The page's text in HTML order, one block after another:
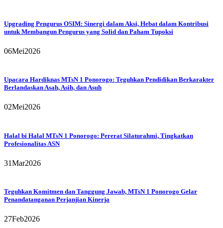
Upgrading Pengurus OSIM: Sinergi dalam Aksi, Hebat dalam Kontribusi
untuk Membangun Pengurus yang Solid dan Paham Tupoksi
06Mei2026
Upacara Hardiknas MTsN 1 Ponorogo: Teguhkan Pendidikan Berkarakter
Berlandaskan Asah, Asih, dan Asuh
02Mei2026
Halal bi Halal MTsN 1 Ponorogo: Pererat Silaturahmi, Tingkatkan
Profesionalitas ASN
31Mar2026
Teguhkan Komitmen dan Tanggung Jawab, MTsN 1 Ponorogo Gelar
Penandatanganan Perjanjian Kinerja
27Feb2026